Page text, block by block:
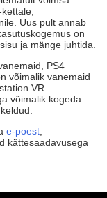
Uus pult annab
on
ja mänge juhtida.
PS4
võimalik vanemaid
VR
võimalik kogeda
e-poest
kättesaadavusega